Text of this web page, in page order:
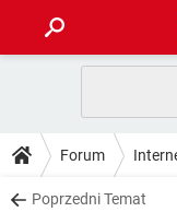
GRY
SPOTIFY
PORADY
PlayStation
DO POBRANIA
Forum
Poprzedni Temat